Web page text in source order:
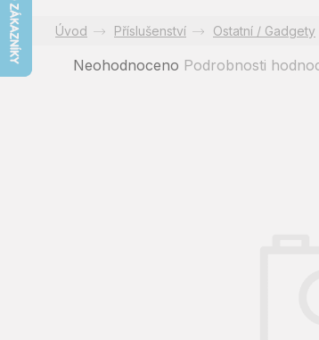
Příslušenství Ostatní / Gadgety
Průměrné
Neohodnoceno Podrobnosti